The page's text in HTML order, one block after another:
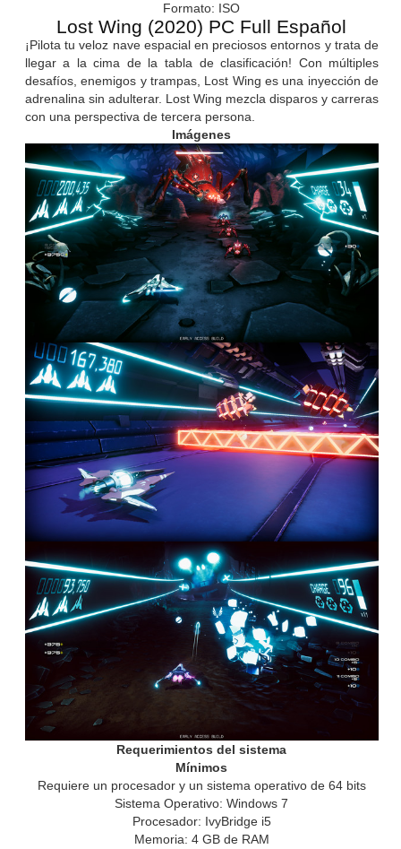
Formato: ISO
Lost Wing (2020) PC Full Español
¡Pilota tu veloz nave espacial en preciosos entornos y trata de
llegar a la cima de la tabla de clasificación! Con múltiples
desafíos, enemigos y trampas, Lost Wing es una inyección de
adrenalina sin adulterar. Lost Wing mezcla disparos y carreras
con una perspectiva de tercera persona.
Imágenes
Requerimientos del sistema
Mínimos
Requiere un procesador y un sistema operativo de 64 bits
Sistema Operativo: Windows 7
Procesador: IvyBridge i5
Memoria: 4 GB de RAM